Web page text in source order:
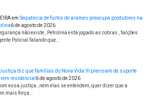
em Sequência de furtos de arames preocupa produtores na
6 de agosto de 2026
não existe , Petrolina está jogado as cobras , facções
Policial falando que…
diz que famílias do Nova Vida III precisam de suporte
residencial 6 de agosto de 2026
essa justiça , nem elas se entendem, quer dizer que a
mais força…